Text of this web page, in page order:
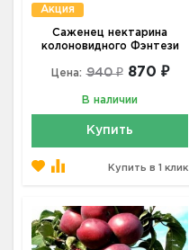
Акция
Саженец нектарина
колоновидного Фэнтези
Цена: 940 ₽ 870 ₽
В наличии
Купить
Купить в 1 клик